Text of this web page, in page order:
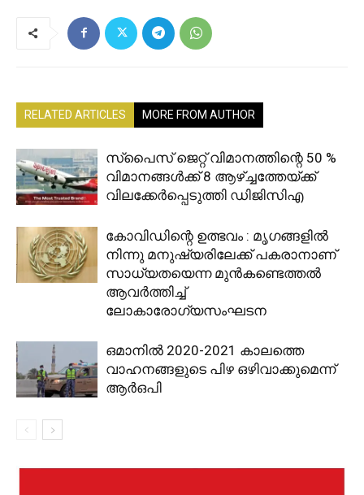
RELATED ARTICLES MORE FROM AUTHOR
സ്‌പൈസ് ജെറ്റ് വിമാനത്തിന്റെ 50 %
വിമാനങ്ങൾക്ക് 8 ആഴ്ച്ചത്തേയ്ക്ക്
വിലക്കേർപ്പെടുത്തി ഡിജിസിഎ
കോവിഡിന്റെ ഉത്ഭവം : മൃഗങ്ങളിൽ
നിന്നു മനുഷ്യരിലേക്ക് പകരാനാണ്
സാധ്യതയെന്ന മുൻകണ്ടെത്തൽ
ആവർത്തിച്ച്
ലോകാരോഗ്യസംഘടന
ഒമാനിൽ 2020-2021 കാലത്തെ
വാഹനങ്ങളുടെ പിഴ ഒഴിവാക്കുമെന്ന്
ആര്‍ഒപി